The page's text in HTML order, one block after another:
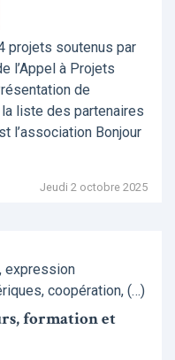
projets soutenus par
l’Appel à Projets
de
la liste des partenaires
l’association Bonjour
Jeudi 2 octobre 2025
expression
coopération, (…)
formation et